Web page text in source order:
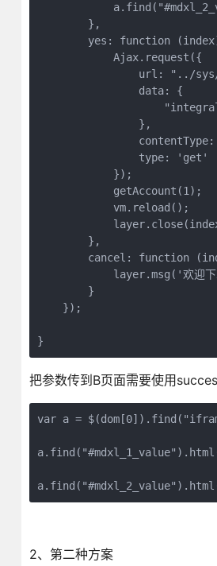
        },
yes: function
            Ajax.request({
url: "../
                data: {
                },
                type: 'get'
            });
            getAccount(1);
            vm.reload();
        },
cancel: function
layer.msg('欢迎下
        }
    });
}
把参数传到B页面需要使用
var a =
2、第二种方案